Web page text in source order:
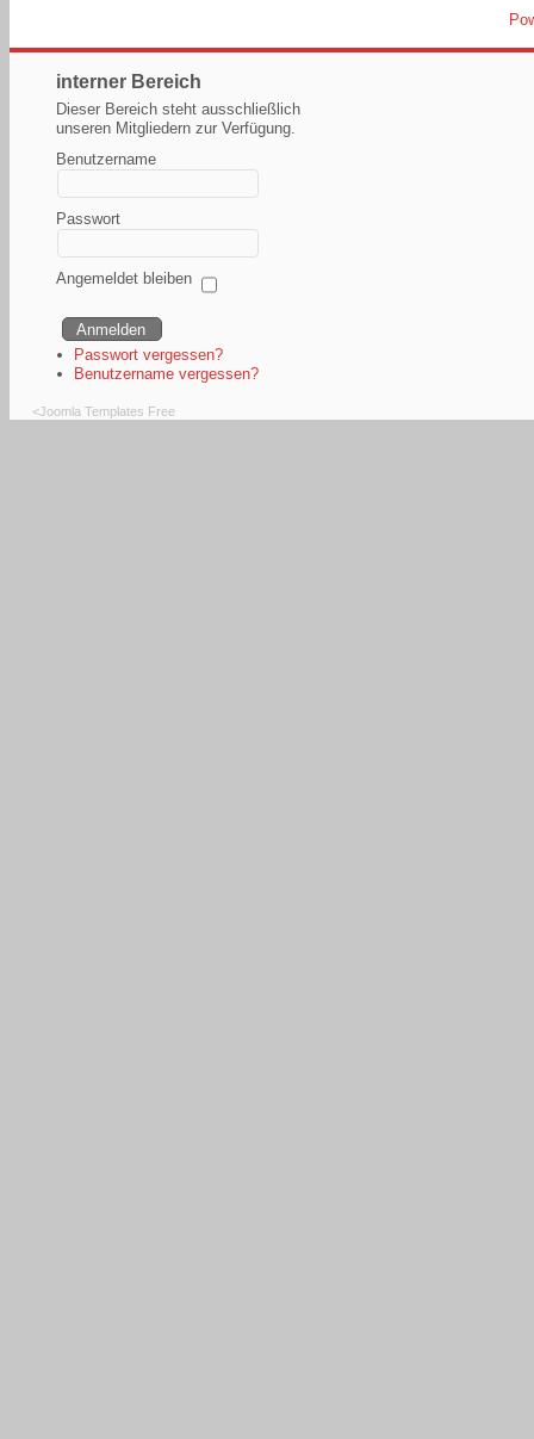
interner Bereich
Dieser Bereich steht ausschließlich
unseren Mitgliedern zur Verfügung.
Benutzername
Passwort
Angemeldet bleiben
Passwort vergessen?
Benutzername vergessen?
<Joomla Templates Free